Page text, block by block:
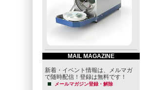
MAIL MAGAZINE
新着・イベント情報は、メルマガ
で随時配信！登録は無料です！
メールマガジン登録・解除